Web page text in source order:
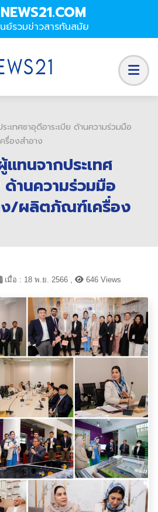
ย์รวมข่าวสารทันสมัย
เทศซาอุดีอาระเบีย ด้านความร่วมมือ
องสำอาง
ทนจากประเทศ
ด้านความร่วมมือ
/ผลิตภัณฑ์เครื่อง
เมื่อ : 18 พ.ย. 2566 , 646 Views